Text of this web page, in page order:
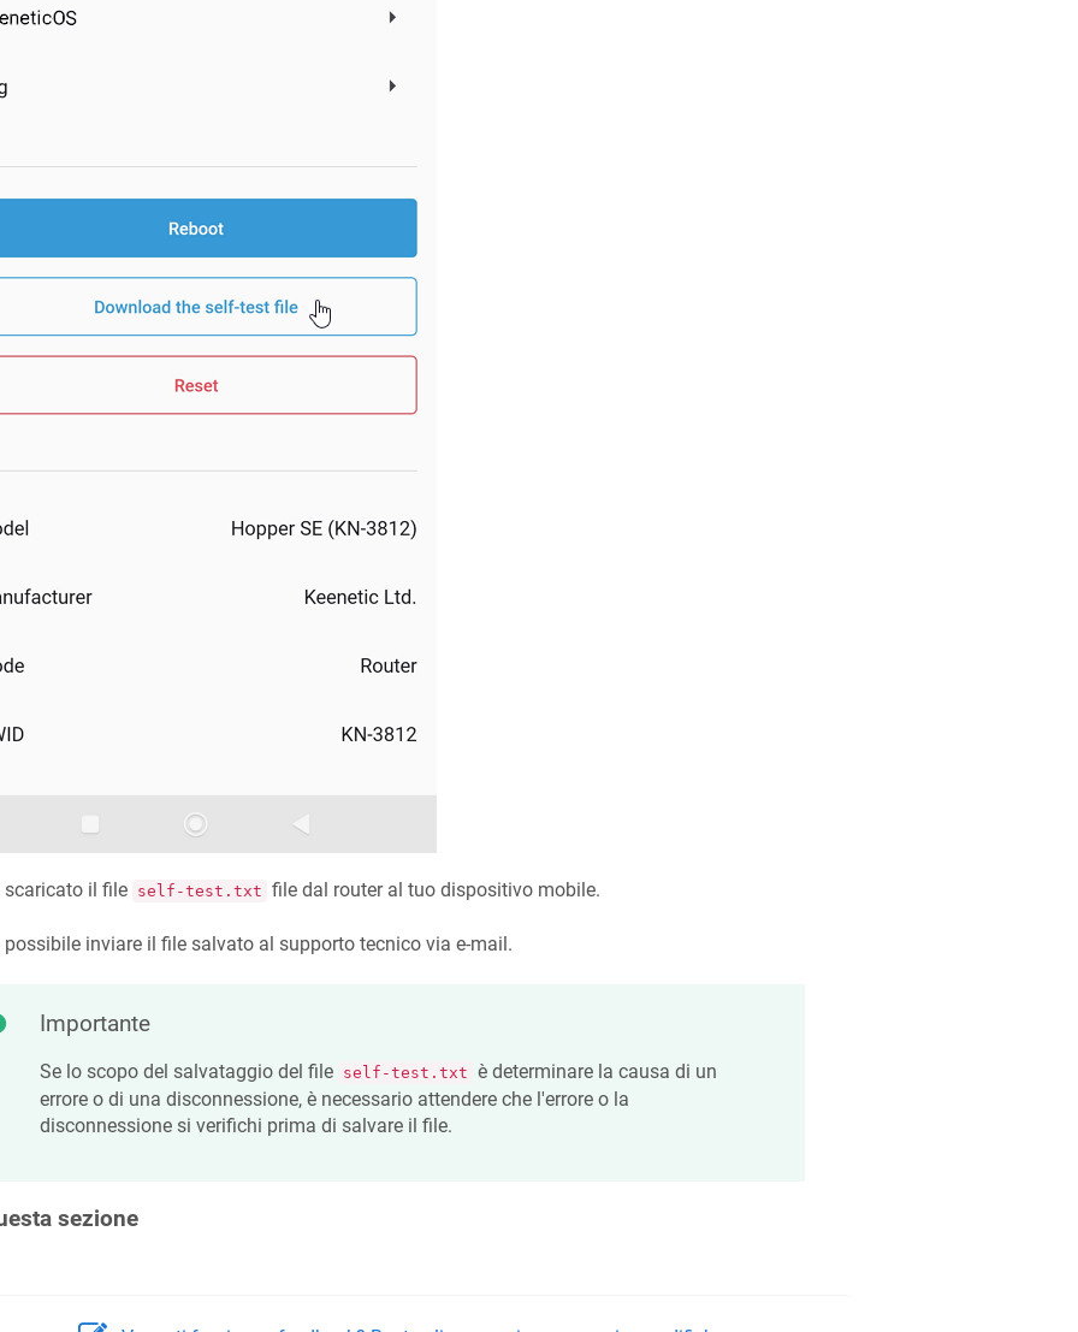
scaricato il file self-test.txt file dal router al tuo dispositivo mobile.
possibile inviare il file salvato al supporto tecnico via e-mail.
Importante
Se lo scopo del salvataggio del file self-test.txt è determinare la causa di un
errore o di una disconnessione, è necessario attendere che l'errore o la
disconnessione si verifichi prima di salvare il file.
sezione